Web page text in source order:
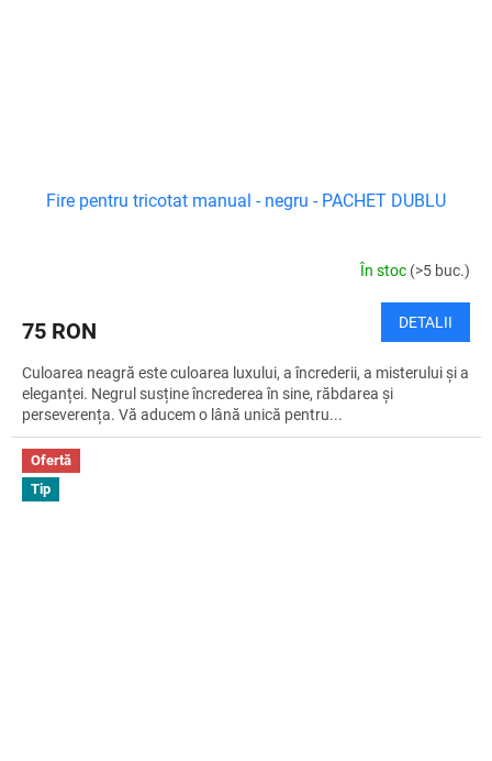
Fire pentru tricotat manual - negru - PACHET DUBLU
În stoc (>5 buc.)
75 RON DETALII
Culoarea neagră este culoarea luxului, a încrederii, a misterului și a
eleganței. Negrul susține încrederea în sine, răbdarea și
perseverența. Vă aducem o lână unică pentru...
Ofertă
Tip